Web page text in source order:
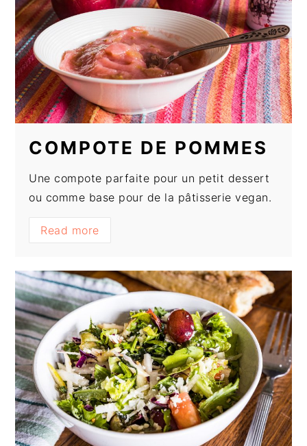
COMPOTE DE POMMES
Une compote parfaite pour un petit dessert
ou comme base pour de la pâtisserie vegan.
Read more